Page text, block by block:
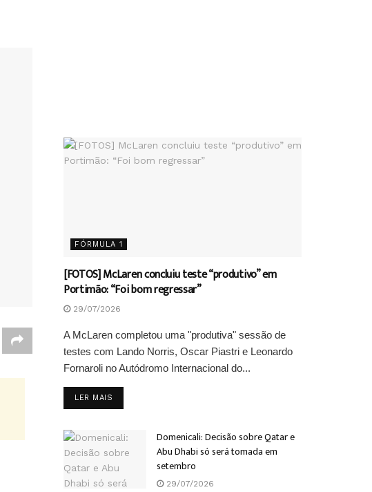
FÓRMULA 1
[FOTOS] McLaren concluiu teste “produtivo” em
Portimão: “Foi bom regressar”
29/07/2026
A McLaren completou uma "produtiva" sessão de
testes com Lando Norris, Oscar Piastri e Leonardo
Fornaroli no Autódromo Internacional do...
LER MAIS
Domenicali: Decisão sobre Qatar e
Abu Dhabi só será tomada em
setembro
29/07/2026